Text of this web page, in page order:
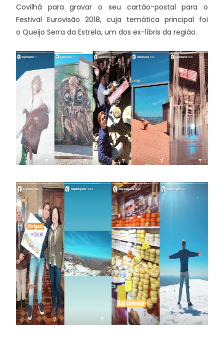
Covilhã para gravar o seu cartão-postal para o
Festival Eurovisão 2018, cuja temática principal foi
o Queijo Serra da Estrela, um dos ex-líbris da região.